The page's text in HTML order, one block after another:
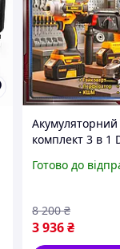
Акумуляторний
комплект 3 в 1
гайковерт
будівництва
робіт
Готово до
3 936₴
8 200 ₴